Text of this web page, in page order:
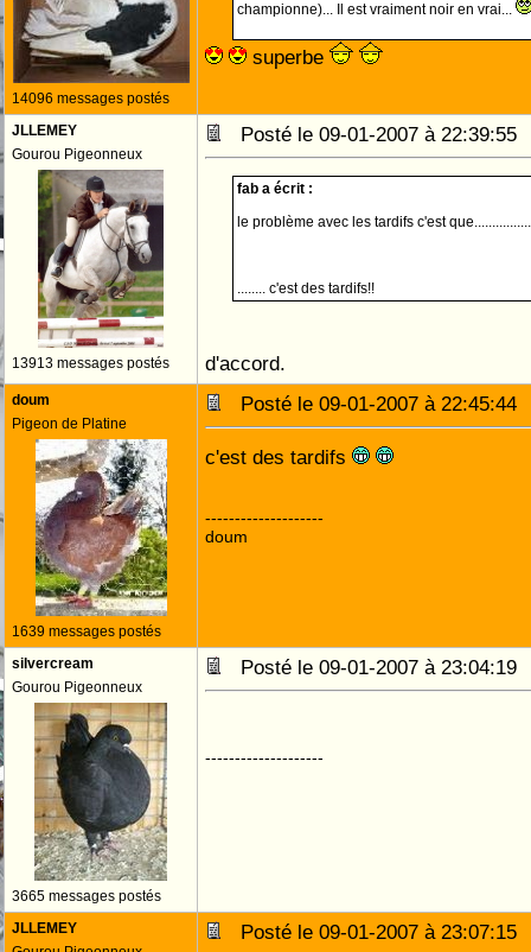
14096 messages postés
championne)... Il est vraiment noir en vrai...
superbe
JLLEMEY
Gourou Pigeonneux
13913 messages postés
Posté le 09-01-2007 à
fab a écrit :
le problème avec les tardifs c'est
........ c'est des tardifs!!
d'accord.
doum
Pigeon de Platine
1639 messages postés
Posté le 09-01-2007 à
c'est des tardifs
--------------------
doum
silvercream
Gourou Pigeonneux
3665 messages postés
Posté le 09-01-2007 à
--------------------
JLLEMEY
Posté le 09-01-2007 à